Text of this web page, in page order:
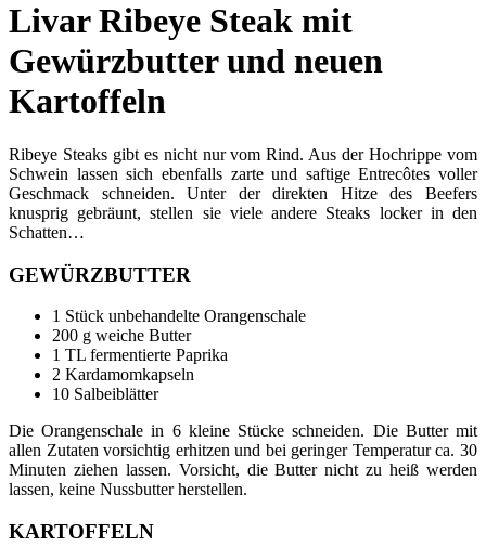
Livar Ribeye Steak mit
Gewürzbutter und neuen
Kartoffeln
Ribeye Steaks gibt es nicht nur vom Rind. Aus der Hochrippe vom
Schwein lassen sich ebenfalls zarte und saftige Entrecôtes voller
Geschmack schneiden. Unter der direkten Hitze des Beefers
knusprig gebräunt, stellen sie viele andere Steaks locker in den
Schatten…
GEWÜRZBUTTER
1 Stück unbehandelte Orangenschale
200 g weiche Butter
1 TL fermentierte Paprika
2 Kardamomkapseln
10 Salbeiblätter
Die Orangenschale in 6 kleine Stücke schneiden. Die Butter mit
allen Zutaten vorsichtig erhitzen und bei geringer Temperatur ca. 30
Minuten ziehen lassen. Vorsicht, die Butter nicht zu heiß werden
lassen, keine Nussbutter herstellen.
KARTOFFELN